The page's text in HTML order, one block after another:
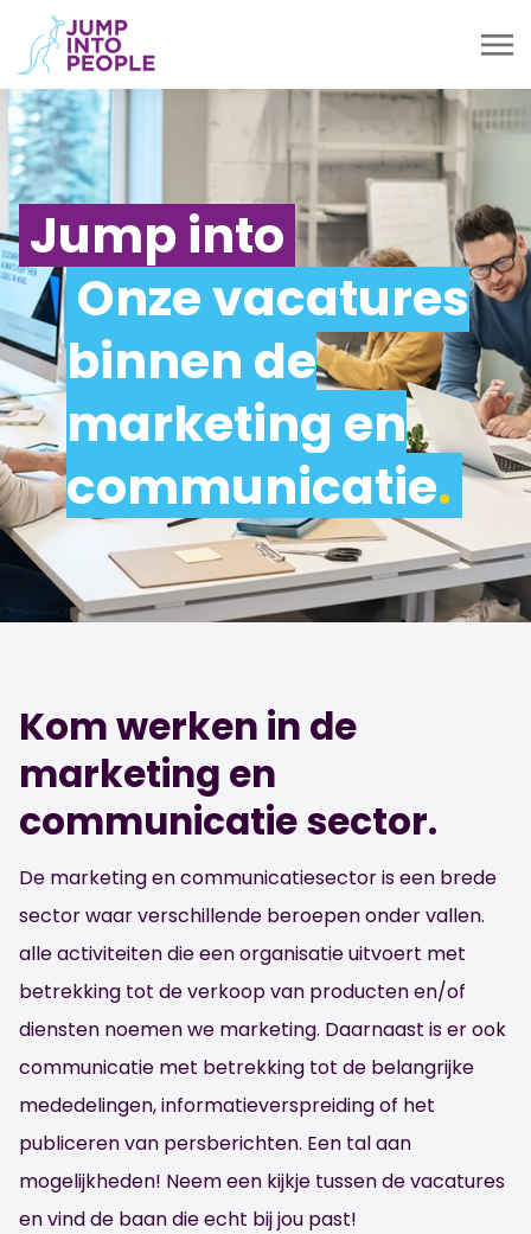
Jump into
Onze vacatures
binnen de
marketing en
communicatie.
Kom werken in de
marketing en
communicatie sector.
De marketing en communicatiesector is een brede
sector waar verschillende beroepen onder vallen.
alle activiteiten die een organisatie uitvoert met
betrekking tot de verkoop van producten en/of
diensten noemen we marketing. Daarnaast is er ook
communicatie met betrekking tot de belangrijke
mededelingen, informatieverspreiding of het
publiceren van persberichten. Een tal aan
mogelijkheden! Neem een kijkje tussen de vacatures
en vind de baan die echt bij jou past!